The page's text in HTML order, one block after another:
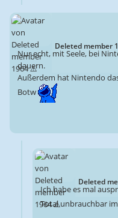
Deleted member
Nur echt, mit Seele, bei
dauern.
Außerdem hat Nintendo
Botw
Deleted
Ich habe es mal
Total unbrauchbar